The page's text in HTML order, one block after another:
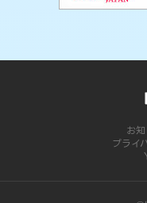
お
プライ